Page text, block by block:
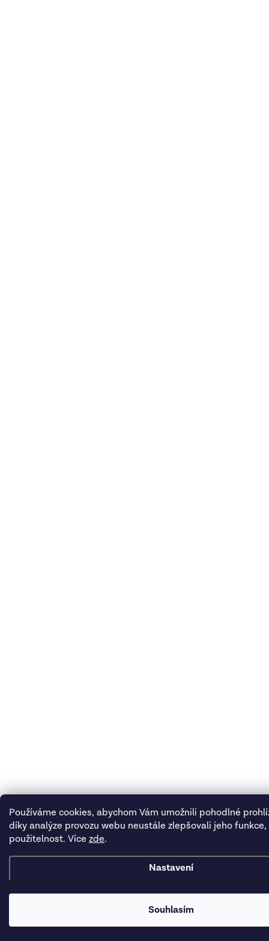
Používáme cookies, abychom Vám umožnili pohodlné
díky analýze provozu webu neustále zlepšovali jeho funkce,
použitelnost. Více zde.
Nastavení
Souhlasím